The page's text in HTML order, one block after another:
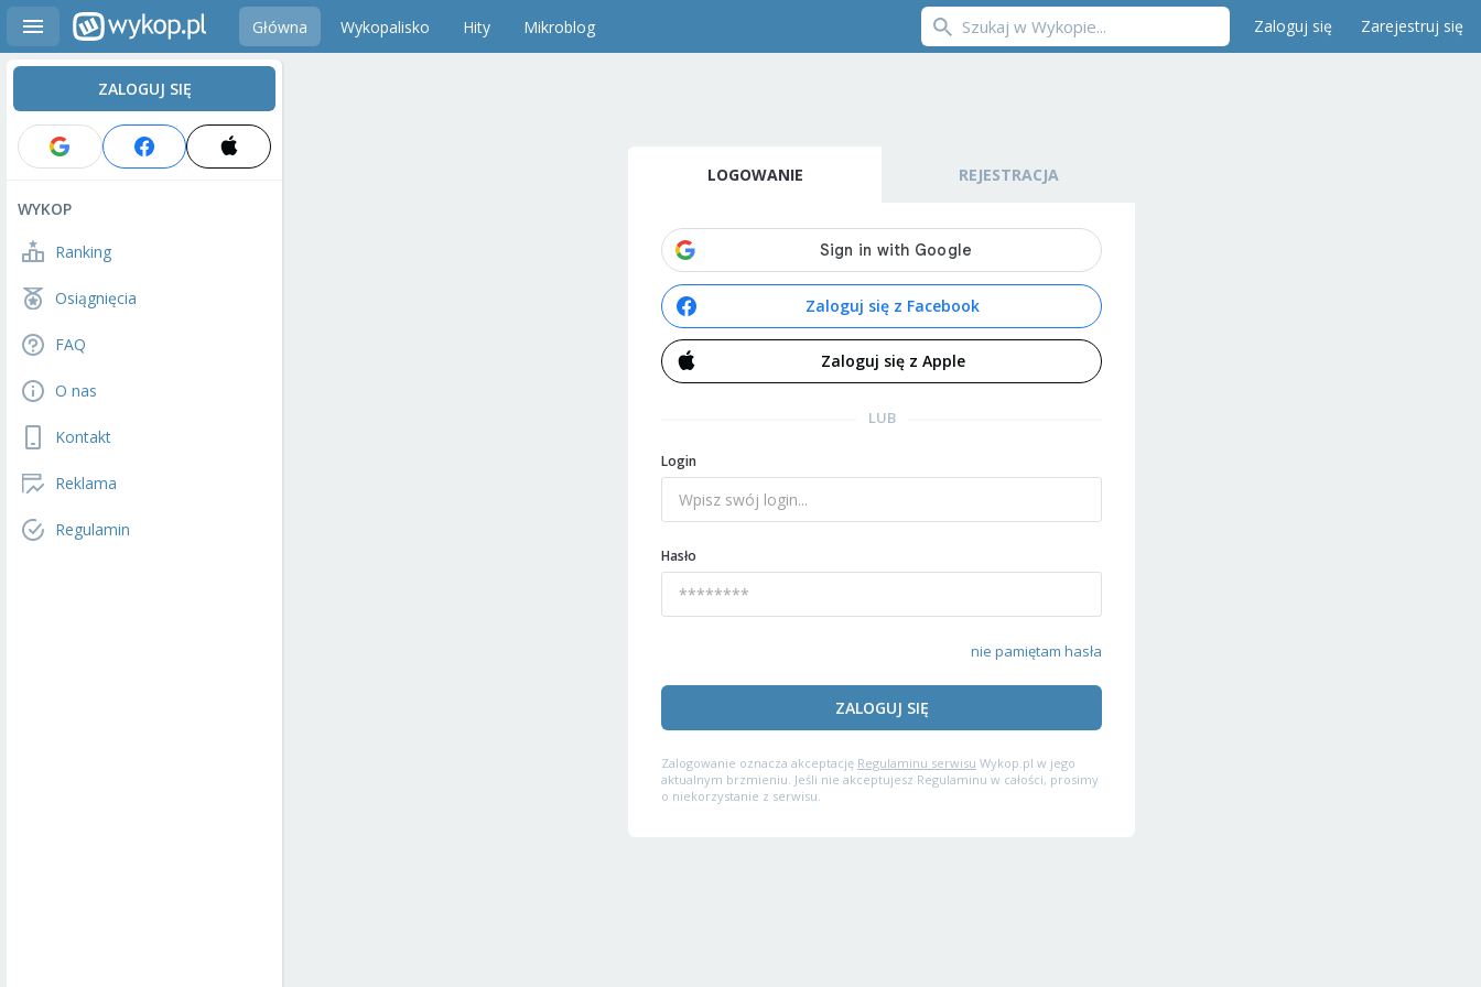
Główna Wykopalisko Hity Mikroblog Zaloguj się Zarejestruj się
ZALOGUJ SIĘ
WYKOP
Ranking
Osiągnięcia
FAQ
O nas
Kontakt
Reklama
Regulamin
LOGOWANIE REJESTRACJA
Zaloguj się z Facebook
Zaloguj się z Apple
LUB
Login
Hasło
nie pamiętam hasła
ZALOGUJ SIĘ
Zalogowanie oznacza akceptację Regulaminu serwisu Wykop.pl w jego
aktualnym brzmieniu. Jeśli nie akceptujesz Regulaminu w całości, prosimy
o niekorzystanie z serwisu.